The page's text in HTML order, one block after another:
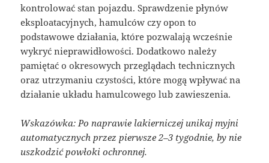
kontrolować stan pojazdu. Sprawdzenie płynów
eksploatacyjnych, hamulców czy opon to
podstawowe działania, które pozwalają wcześnie
wykryć nieprawidłowości. Dodatkowo należy
pamiętać o okresowych przeglądach technicznych
oraz utrzymaniu czystości, które mogą wpływać na
działanie układu hamulcowego lub zawieszenia.
Wskazówka: Po naprawie lakierniczej unikaj myjni
automatycznych przez pierwsze 2–3 tygodnie, by nie
uszkodzić powłoki ochronnej.